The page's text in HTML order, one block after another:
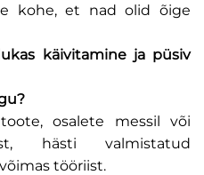
kohe, et nad olid õige
käivitamine ja püsiv
osalete messil või
hästi valmistatud
tööriist.